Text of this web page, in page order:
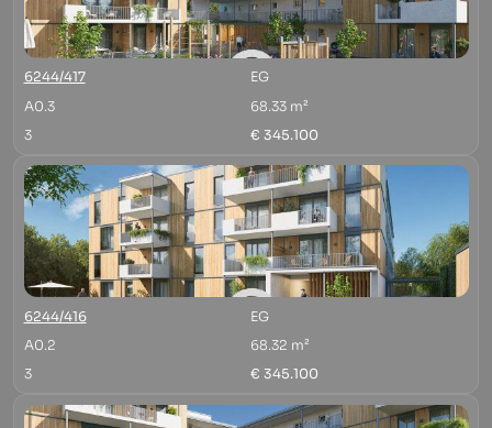
6244/417
EG
A0.3
68.33 m²
3
€ 345.100
6244/416
EG
A0.2
68.32 m²
3
€ 345.100